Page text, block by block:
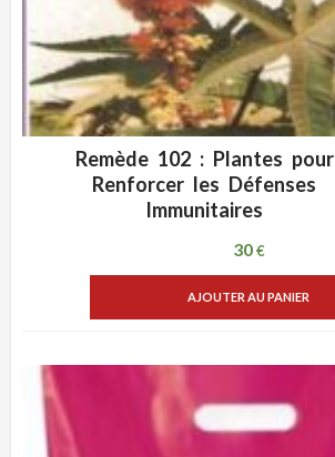
ADD WISHLIST
Remède 102 : Plantes pour
Renforcer les Défenses
Immunitaires
30€
AJOUTER AU PANIER